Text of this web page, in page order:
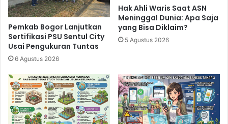
Pemkab Bogor Lanjutkan
Sertifikasi PSU Sentul City
Usai Pengukuran Tuntas
6 Agustus 2026
Hak Ahli Waris Saat ASN
Meninggal Dunia: Apa Saja
yang Bisa Diklaim?
5 Agustus 2026